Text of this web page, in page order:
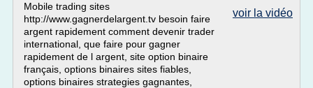
voir la vidéo
Mobile trading sites
http://www.gagnerdelargent.tv besoin faire
argent rapidement comment devenir trader
international, que faire pour gagner
rapidement de l argent, site option binaire
français, options binaires sites fiables,
options binaires strategies gagnantes,